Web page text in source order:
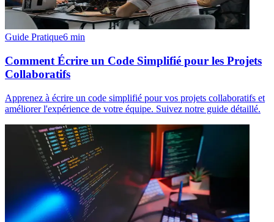
Guide Pratique6 min
Comment Écrire un Code Simplifié pour les Projets
Collaboratifs
Apprenez à écrire un code simplifié pour vos projets collaboratifs et
améliorer l'expérience de votre équipe. Suivez notre guide détaillé.